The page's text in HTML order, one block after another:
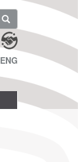
ENG